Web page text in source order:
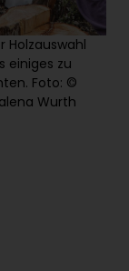
Holzauswahl
einiges zu
Foto: ©
Wurth